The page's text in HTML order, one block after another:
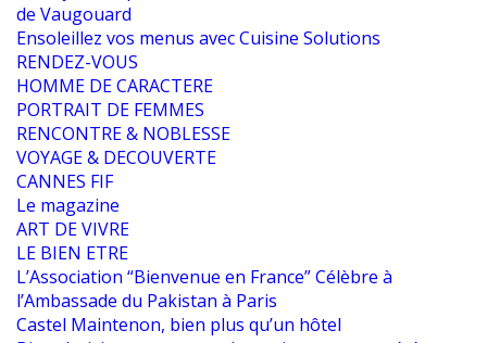
de Vaugouard
Ensoleillez vos menus avec Cuisine Solutions
RENDEZ-VOUS
HOMME DE CARACTERE
PORTRAIT DE FEMMES
RENCONTRE & NOBLESSE
VOYAGE & DECOUVERTE
CANNES FIF
Le magazine
ART DE VIVRE
LE BIEN ETRE
L’Association “Bienvenue en France” Célèbre à
l’Ambassade du Pakistan à Paris
Castel Maintenon, bien plus qu’un hôtel